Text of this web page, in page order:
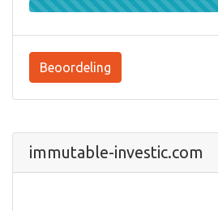
Beoordeling
immutable-investic.com